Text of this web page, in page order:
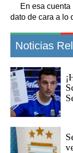
En esa
dato de cara a lo
Noticias